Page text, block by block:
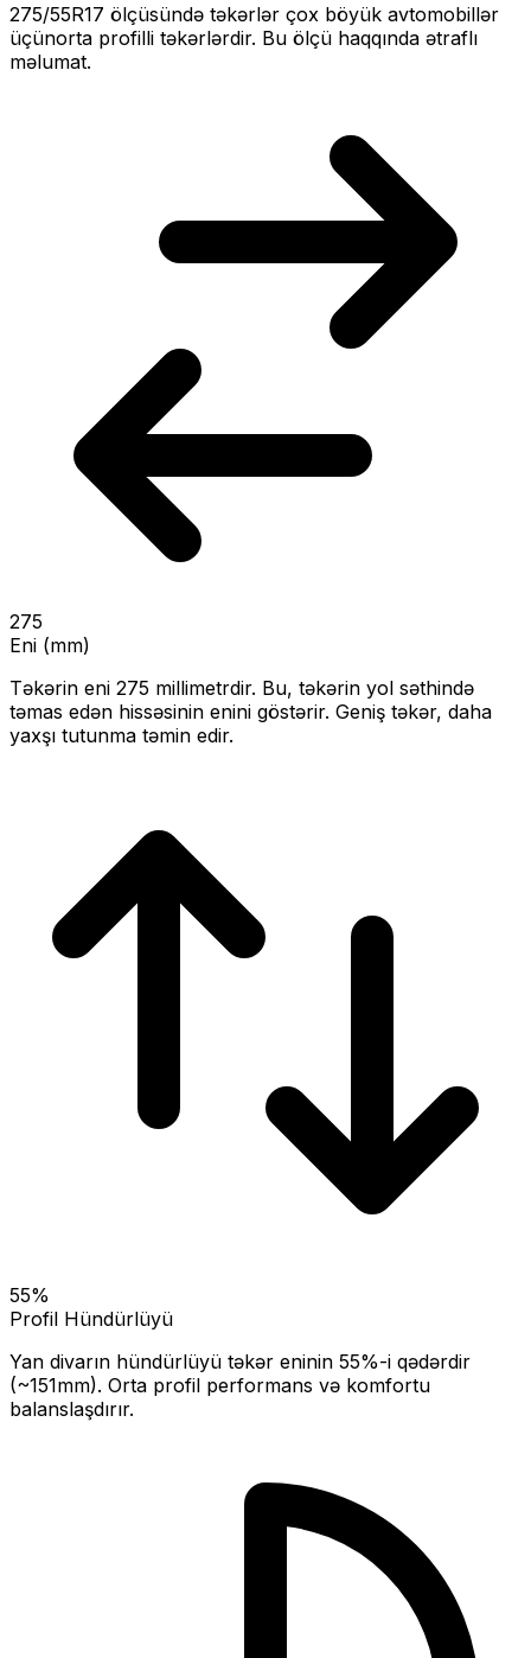
275/55R17 ölçüsündə təkərlər çox böyük avtomobillər
üçünorta profilli təkərlərdir. Bu ölçü haqqında ətraflı
məlumat.
275
Eni (mm)
Təkərin eni 275 millimetrdir. Bu, təkərin yol səthində
təmas edən hissəsinin enini göstərir. Geniş təkər, daha
yaxşı tutunma təmin edir.
55%
Profil Hündürlüyü
Yan divarın hündürlüyü təkər eninin 55%-i qədərdir
(~151mm). Orta profil performans və komfortu
balanslaşdırır.